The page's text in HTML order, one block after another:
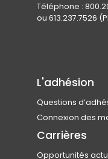
Téléphone :
ou 613.237.7526
L'adhésion
Questions
Rejoindre l’ICU
Admissibilité
Connexion des
Carrières
Opportunités